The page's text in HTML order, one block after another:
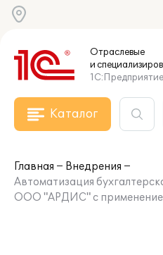
Отраслевые
и
1С:Предприятие
Каталог
Главная
Внедрения
Автоматизация
ООО "АРДИС" с